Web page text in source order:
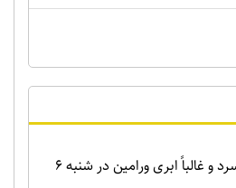
هوای سرد و غالباً ابری ورامین در شنبه ۶